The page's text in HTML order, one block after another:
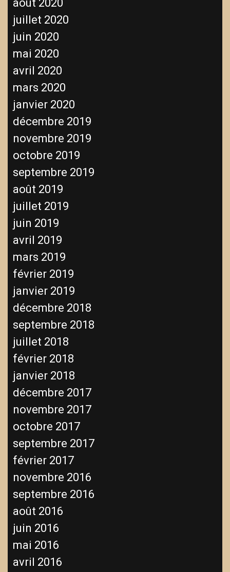
août 2020
juillet 2020
juin 2020
mai 2020
avril 2020
mars 2020
janvier 2020
décembre 2019
novembre 2019
octobre 2019
septembre 2019
août 2019
juillet 2019
juin 2019
avril 2019
mars 2019
février 2019
janvier 2019
décembre 2018
septembre 2018
juillet 2018
février 2018
janvier 2018
décembre 2017
novembre 2017
octobre 2017
septembre 2017
février 2017
novembre 2016
septembre 2016
août 2016
juin 2016
mai 2016
avril 2016